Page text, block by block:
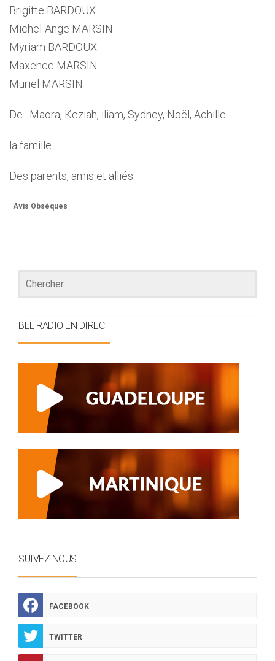
Brigitte BARDOUX
Michel-Ange MARSIN
Myriam BARDOUX
Maxence MARSIN
Muriel MARSIN
De : Maora, Keziah, iliam, Sydney, Noël, Achille
la famille
Des parents, amis et alliés.
Avis Obsèques
BEL RADIO EN DIRECT
SUIVEZ NOUS
FACEBOOK
TWITTER